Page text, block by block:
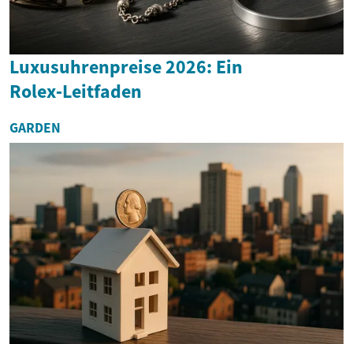
Luxusuhrenpreise 2026: Ein
Rolex‑Leitfaden
GARDEN